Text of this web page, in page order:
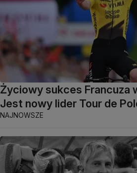
Życiowy sukces Francuza
Jest nowy lider Tour de
NAJNOWSZE